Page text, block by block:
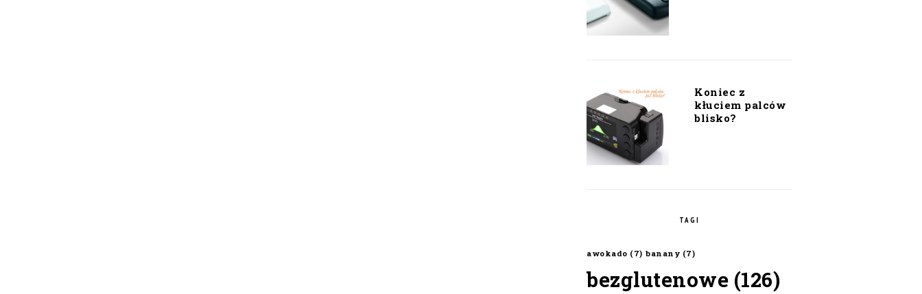
Koniec z
kłuciem palców
blisko?
TAGI
awokado (7) banany (7)
bezglutenowe (126)